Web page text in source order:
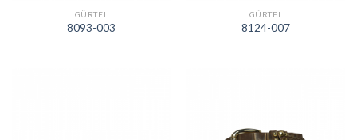
GÜRTEL
8093-003
GÜRTEL
8124-007